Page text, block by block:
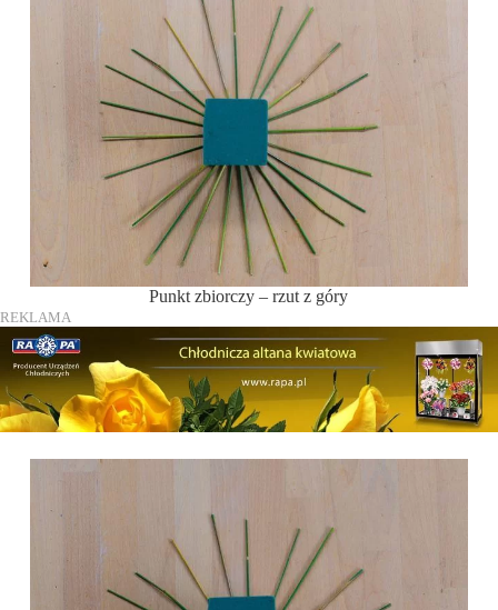
Punkt zbiorczy – rzut z góry
REKLAMA